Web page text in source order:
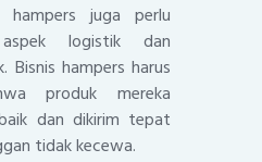
juga perlu
aspek logistik dan
Bisnis hampers harus
produk mereka
dan dikirim tepat
tidak kecewa.